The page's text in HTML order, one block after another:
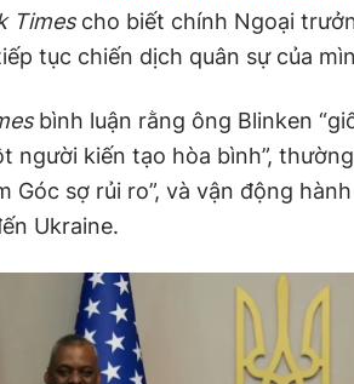
Timescho biết chính Ngoại
tục chiến dịch quân sự của
bình luận rằng ông Blinken
người kiến tạo hòa bình”,
Góc sợ rủi ro”, và vận động
Ukraine.